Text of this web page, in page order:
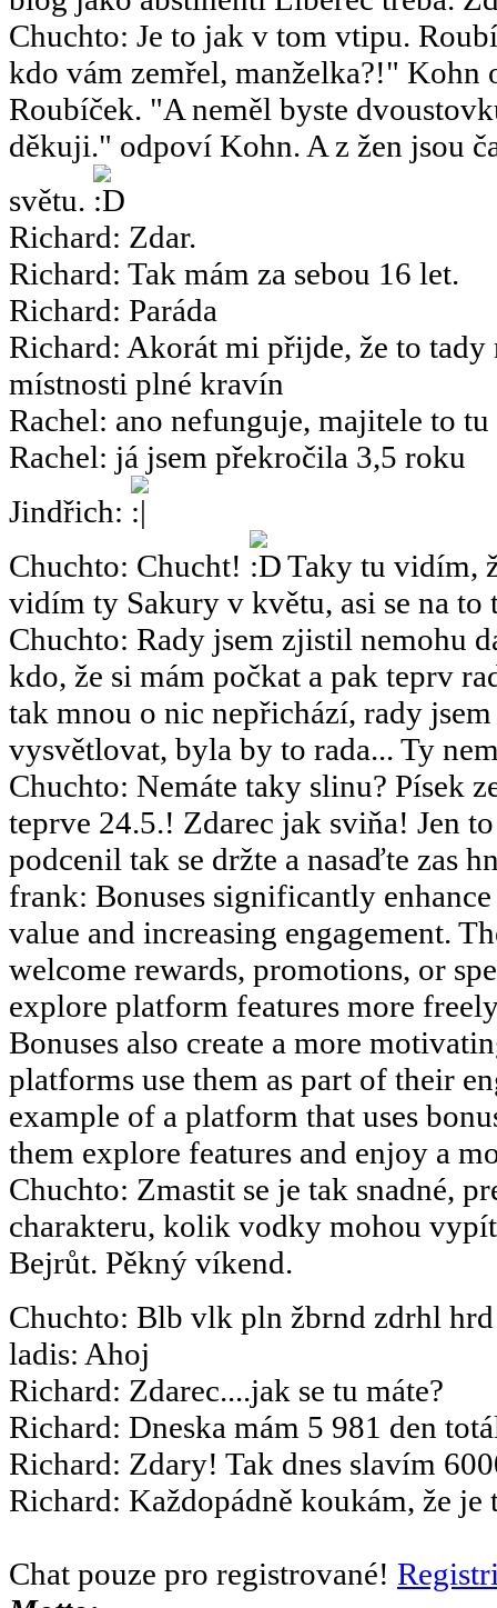
Chuchto: Je to jak v tom vtipu.
kdo vám zemřel, manželka?!"
Roubíček. "A neměl byste
děkuji." odpoví Kohn. A z žen jsou
světu.
Richard: Zdar.
Richard: Tak mám za sebou 16 let.
Richard: Paráda
Richard: Akorát mi přijde, že to tady
místnosti plné kravín
Rachel: ano nefunguje, majitele to
Rachel: já jsem překročila 3,5 roku
Jindřich:
Chuchto: Chucht!
Taky tu vidím,
vidím ty Sakury v květu, asi se na to
Chuchto: Rady jsem zjistil nemohu
kdo, že si mám počkat a pak teprv
tak mnou o nic nepřichází, rady
vysvětlovat, byla by to rada... Ty
Chuchto: Nemáte taky slinu? Písek
teprve 24.5.! Zdarec jak sviňa! Jen
podcenil tak se držte a nasaďte zas
frank: Bonuses significantly
value and increasing engagement.
welcome rewards, promotions, or
explore platform features more
Bonuses also create a more
platforms use them as part of their
example of a platform that uses
them explore features and enjoy a
Chuchto: Zmastit se je tak snadné,
charakteru, kolik vodky mohou
Bejrůt. Pěkný víkend.
Chuchto: Blb vlk pln žbrnd zdrhl
ladis: Ahoj
Richard: Zdarec....jak se tu máte?
Richard: Dneska mám 5 981 den
Richard: Zdary! Tak dnes slavím
Richard: Každopádně koukám, že
Chat pouze pro registrované!